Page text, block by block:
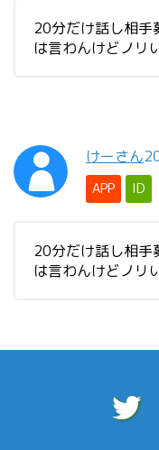
20分だけ話し相
は言わんけどノリ
けーさん
APP ID
20分だけ話し相
は言わんけどノリ